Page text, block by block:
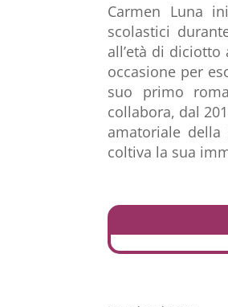
Carmen Luna
scolastici
all’età di
occasione per
suo primo
collabora, dal
amatoriale
coltiva la sua